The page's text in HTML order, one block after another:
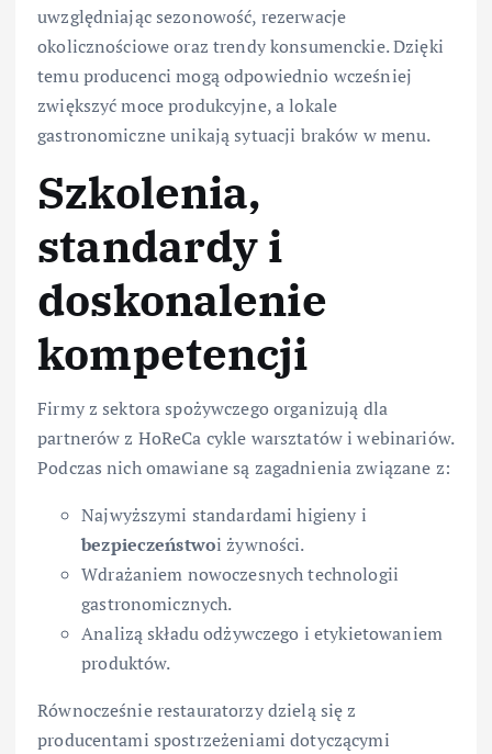
uwzględniając sezonowość, rezerwacje
okolicznościowe oraz trendy konsumenckie. Dzięki
temu producenci mogą odpowiednio wcześniej
zwiększyć moce produkcyjne, a lokale
gastronomiczne unikają sytuacji braków w menu.
Szkolenia,
standardy i
doskonalenie
kompetencji
Firmy z sektora spożywczego organizują dla
partnerów z HoReCa cykle warsztatów i webinariów.
Podczas nich omawiane są zagadnienia związane z:
Najwyższymi standardami higieny i
bezpieczeństwoi żywności.
Wdrażaniem nowoczesnych technologii
gastronomicznych.
Analizą składu odżywczego i etykietowaniem
produktów.
Równocześnie restauratorzy dzielą się z
producentami spostrzeżeniami dotyczącymi